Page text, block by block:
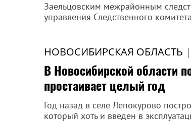
Заельцовским межрайонным
управления Следственного
НОВОСИБИРСКАЯ ОБЛАСТЬ |
В Новосибирской области
простаивает целый год
Год назад в селе Лепокурово
который хоть и введен в